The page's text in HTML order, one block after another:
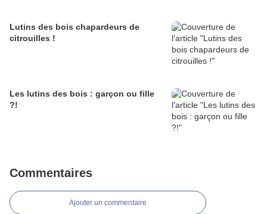
Lutins des bois chapardeurs de
citrouilles !
Les lutins des bois : garçon ou fille
?!
Commentaires
Ajouter un commentaire